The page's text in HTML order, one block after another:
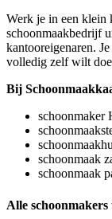
Werk je in een klein
schoonmaakbedrijf
kantooreigenaren.
volledig zelf wilt
Bij
schoonmaker
schoonmaak
schoonmaak
Alle